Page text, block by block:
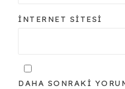
İNTERNET SITESI
DAHA SONRAKI